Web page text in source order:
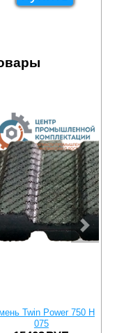
Twin Power 750 H
075